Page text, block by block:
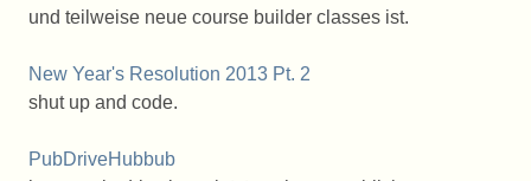
und teilweise neue course builder classes ist.
New Year's Resolution 2013 Pt. 2
shut up and code.
PubDriveHubbub